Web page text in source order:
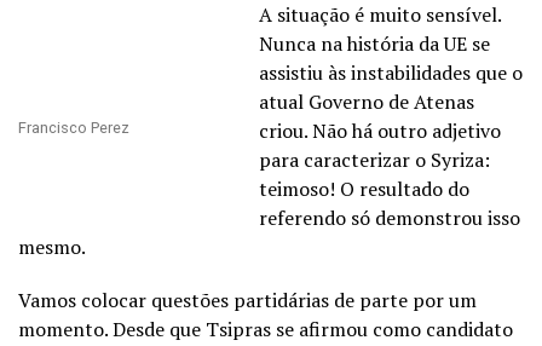
Francisco Perez
A situação é muito sensível.
Nunca na história da UE se
assistiu às instabilidades que o
atual Governo de Atenas
criou. Não há outro adjetivo
para caracterizar o Syriza:
teimoso! O resultado do
referendo só demonstrou isso
mesmo.
Vamos colocar questões partidárias de parte por um
momento. Desde que Tsipras se afirmou como candidato